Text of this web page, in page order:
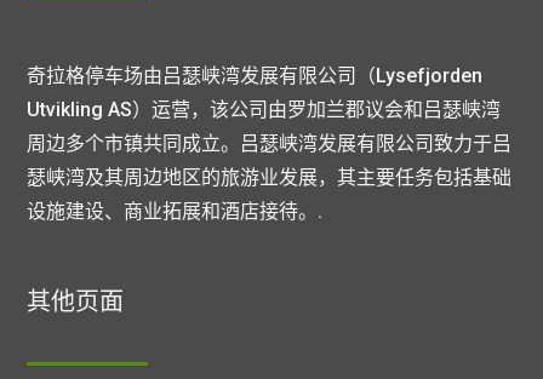
奇拉格停车场由吕瑟峡湾发展有限公司（Lysefjorden
Utvikling AS）运营，该公司由罗加兰郡议会和吕瑟峡湾
周边多个市镇共同成立。吕瑟峡湾发展有限公司致力于吕
瑟峡湾及其周边地区的旅游业发展，其主要任务包括基础
设施建设、商业拓展和酒店接待。.
其他页面